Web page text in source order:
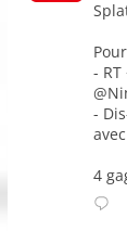
-
-
4